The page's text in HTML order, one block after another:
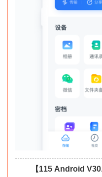
【115 Android